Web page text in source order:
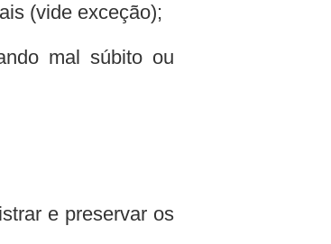
(vide exceção);
mal súbito ou
e preservar os